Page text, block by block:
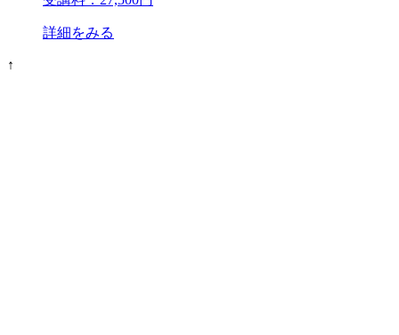
詳細をみる
↑